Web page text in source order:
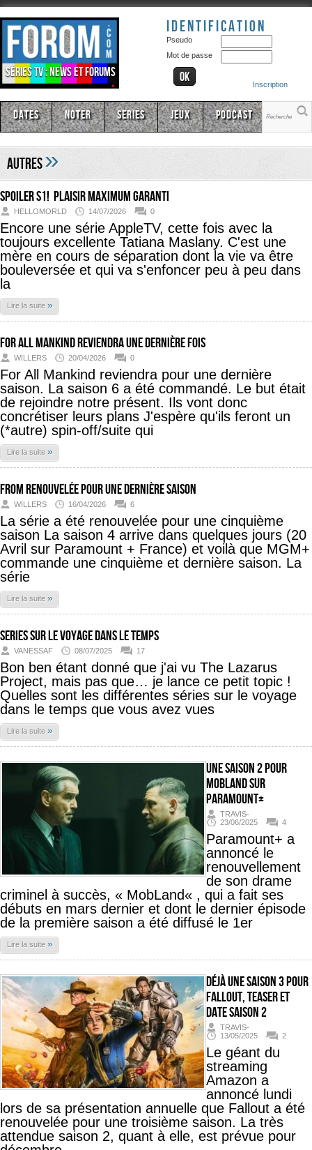
Séries TV : news et forums
Identification
Pseudo
Mot de passe
Inscription
Dates Noter Series Jeux Podcast
Autres»
SPOILER s1! Plaisir maximum garanti
HELLOMORLD 14/07/2026 0
Encore une série AppleTV, cette fois avec la
toujours excellente Tatiana Maslany. C'est une
mère en cours de séparation dont la vie va être
bouleversée et qui va s'enfoncer peu à peu dans
la
Lire la suite »
For All Mankind reviendra une dernière fois
WILLERS 20/04/2026 0
For All Mankind reviendra pour une dernière
saison. La saison 6 a été commandé. Le but était
de rejoindre notre présent. Ils vont donc
concrétiser leurs plans J'espère qu'ils feront un
(*autre) spin-off/suite qui
Lire la suite »
FROM renouvelée pour une dernière saison
WILLERS 16/04/2026 6
La série a été renouvelée pour une cinquième
saison La saison 4 arrive dans quelques jours (20
Avril sur Paramount + France) et voilà que MGM+
commande une cinquième et dernière saison. La
série
Lire la suite »
Series sur le voyage dans le temps
VANESSAF 08/07/2025 17
Bon ben étant donné que j'ai vu The Lazarus
Project, mais pas que… je lance ce petit topic !
Quelles sont les différentes séries sur le voyage
dans le temps que vous avez vues
Lire la suite »
Une saison 2 pour
MobLand sur
Paramount+
TRAVIS-
23/06/2025
4
Paramount+ a
annoncé le
renouvellement
de son drame
criminel à succès, « MobLand« , qui a fait ses
débuts en mars dernier et dont le dernier épisode
de la première saison a été diffusé le 1er
Lire la suite »
Déjà une saison 3 pour
Fallout, teaser et
date saison 2
TRAVIS-
13/05/2025
2
Le géant du
streaming
Amazon a
annoncé lundi
lors de sa présentation annuelle que Fallout a été
renouvelée pour une troisième saison. La très
attendue saison 2, quant à elle, est prévue pour